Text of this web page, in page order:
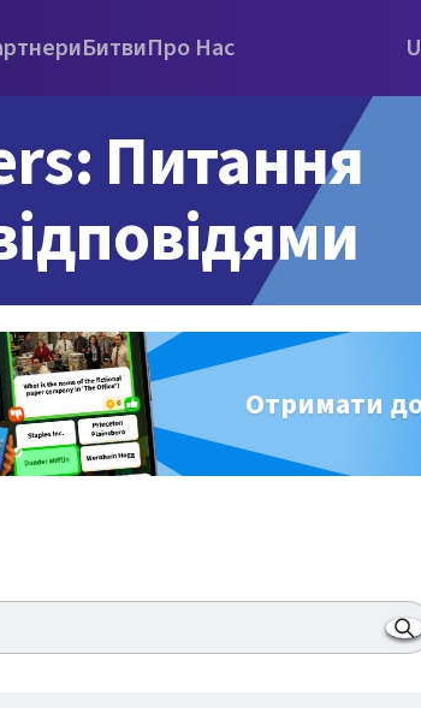
БитвиПро Нас
Питання
Отримати